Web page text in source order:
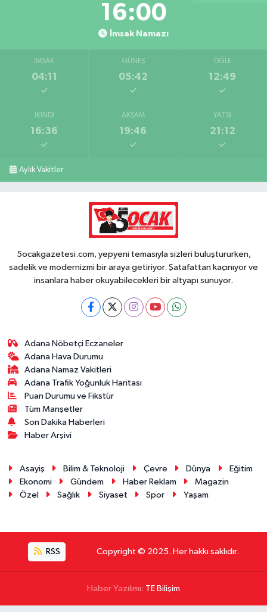
15:59
İmsak Namazı
İMSAK
04:11
GÜNEŞ
05:42
ÖĞLE
12:49
İKINDI
16:36
AKŞAM
19:46
YATSI
21:12
Aylık Vakitler
5ocakgazetesi.com, yepyeni temasıyla sizleri buluştururken,
sadelik ve modernizmi bir araya getiriyor. Şatafattan kaçınıyor ve
insanlara haber okuyabilecekleri bir altyapı sunuyor.
Adana Nöbetçi Eczaneler
Adana Hava Durumu
Adana Namaz Vakitleri
Adana Trafik Yoğunluk Haritası
Puan Durumu ve Fikstür
Tüm Manşetler
Son Dakika Haberleri
Haber Arşivi
Asayiş Bilim & Teknoloji Çevre Dünya
Eğitim
Ekonomi
Gündem Haber Reklam
Magazin
Özel
Sağlık Siyaset Spor Yaşam
RSS Copyright © 2025. Her hakkı saklıdır.
Haber Yazılımı: TE Bilişim